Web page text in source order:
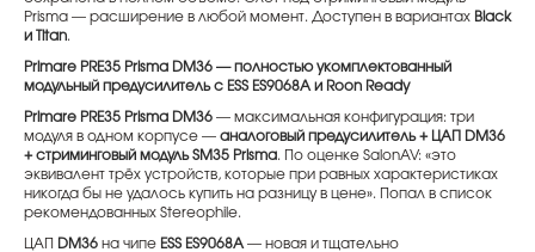
Prisma — расширение в любой момент. Доступен в вариантах Black
и Titan.
Primare PRE35 Prisma DM36 — полностью укомплектованный
модульный предусилитель с ESS ES9068A и Roon Ready
Primare PRE35 Prisma DM36 — максимальная конфигурация: три
модуля в одном корпусе — аналоговый предусилитель + ЦАП DM36
+ стриминговый модуль SM35 Prisma. По оценке SalonAV: «это
эквивалент трёх устройств, которые при равных характеристиках
никогда бы не удалось купить на разницу в цене». Попал в список
рекомендованных Stereophile.
ЦАП DM36 на чипе ESS ES9068A — новая и тщательно